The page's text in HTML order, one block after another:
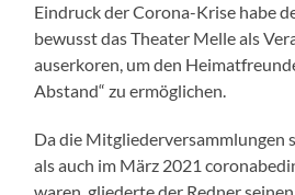
Eindruck der Corona-Krise habe
bewusst das Theater Melle als
auserkoren, um den
Abstand“ zu ermöglichen.
Da die Mitgliederversammlungen
als auch im März 2021